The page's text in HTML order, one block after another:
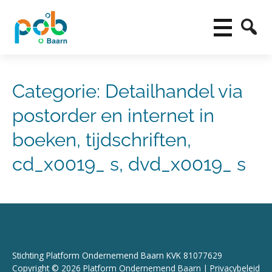
Categorie: Detailhandel via
postorder en internet in
boeken, tijdschriften,
cd_x0019_ s, dvd_x0019_ s
Stichting Platform Ondernemend Baarn KVK 81077629
Copyright © 2026 Platform Ondernemend Baarn | Privacybeleid